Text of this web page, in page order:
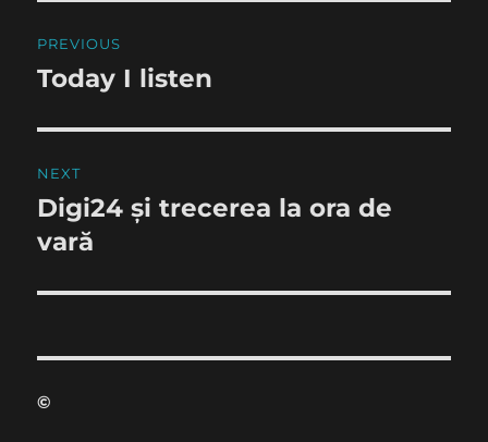
navigation
PREVIOUS
Previous
Today I listen
NEXT
Next
post:
Digi24 și trecerea la ora de
vară
©